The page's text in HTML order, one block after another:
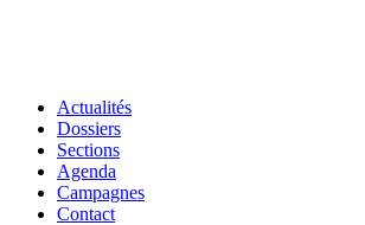
Actualités
Dossiers
Sections
Agenda
Campagnes
Contact